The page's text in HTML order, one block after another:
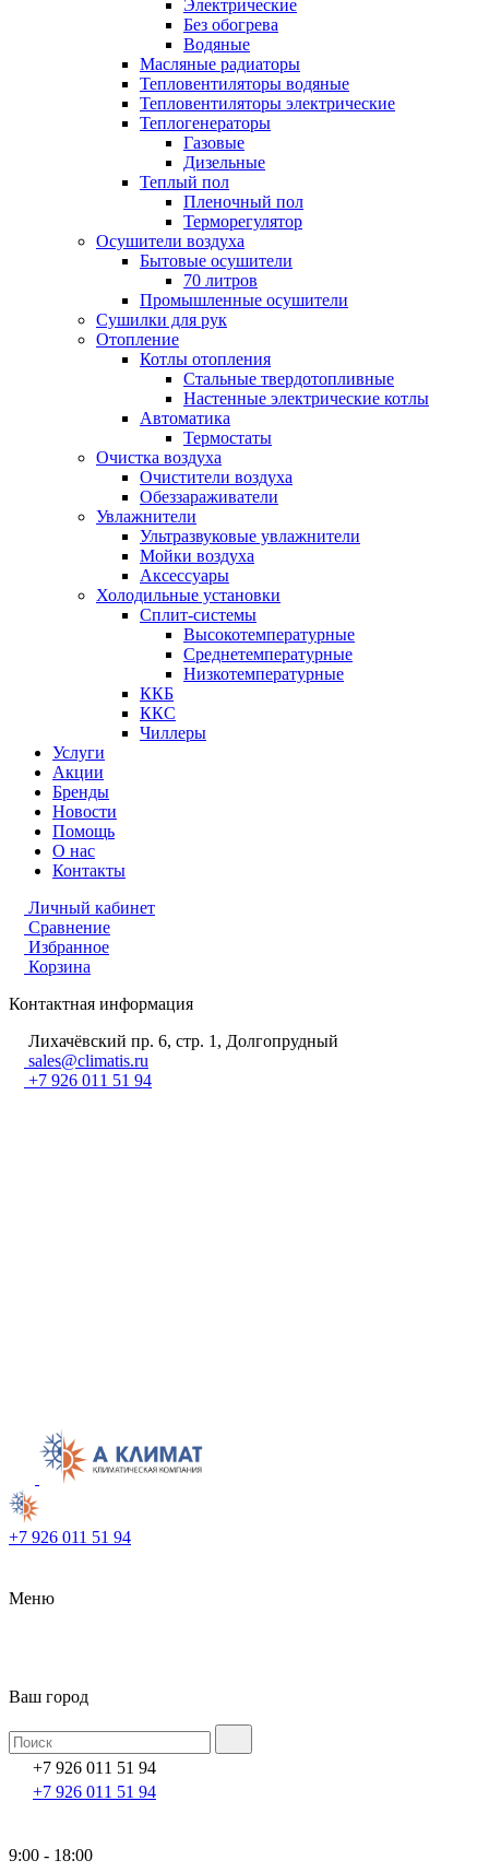
Электрические
Без обогрева
Водяные
Масляные радиаторы
Тепловентиляторы водяные
Тепловентиляторы электрические
Теплогенераторы
Газовые
Дизельные
Теплый пол
Пленочный пол
Терморегулятор
Осушители воздуха
Бытовые осушители
70 литров
Промышленные осушители
Сушилки для рук
Отопление
Котлы отопления
Стальные твердотопливные
Настенные электрические котлы
Автоматика
Термостаты
Очистка воздуха
Очистители воздуха
Обеззараживатели
Увлажнители
Ультразвуковые увлажнители
Мойки воздуха
Аксессуары
Холодильные установки
Сплит-системы
Высокотемпературные
Среднетемпературные
Низкотемпературные
ККБ
ККС
Чиллеры
Услуги
Акции
Бренды
Новости
Помощь
О нас
Контакты
Личный кабинет
Сравнение
Избранное
Корзина
Контактная информация
Лихачёвский пр. 6, стр. 1, Долгопрудный
sales@climatis.ru
+7 926 011 51 94
+7 926 011 51 94
Меню
Ваш город
+7 926 011 51 94
+7 926 011 51 94
9:00 - 18:00